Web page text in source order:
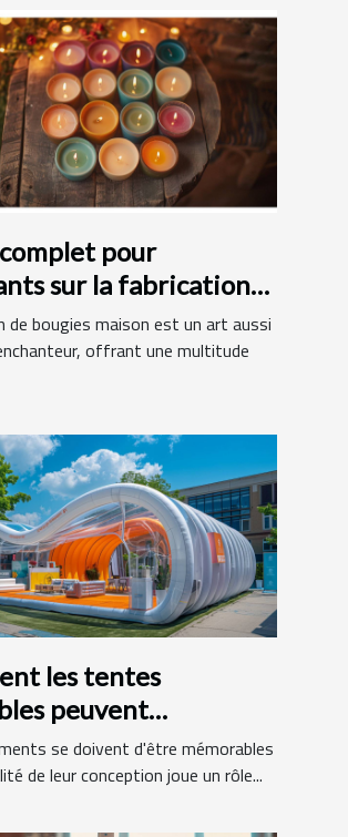
pour
sur la fabrication
maison
de bougies maison est un art aussi
offrant une multitude
les tentes
peuvent
vos événements
se doivent d'être mémorables
de leur conception joue un rôle...